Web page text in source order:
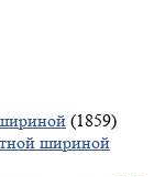
(1859)
шириной